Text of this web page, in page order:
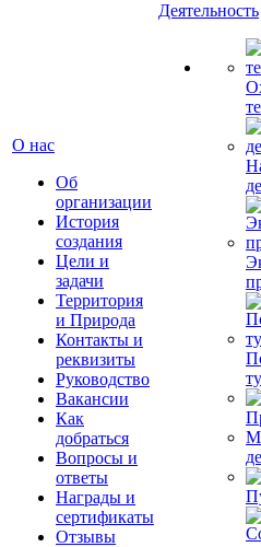
О нас
Об
организации
История
создания
Цели и
задачи
Территория
и Природа
Контакты и
реквизиты
Руководство
Вакансии
Как
добраться
Вопросы и
ответы
Награды и
сертификаты
Отзывы
Деятельность